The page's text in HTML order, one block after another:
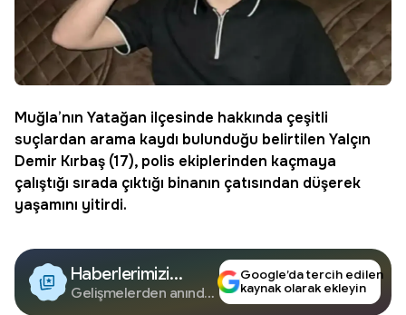
Muğla’nın Yatağan ilçesinde hakkında çeşitli
suçlardan arama kaydı bulunduğu belirtilen Yalçın
Demir Kırbaş (17), polis ekiplerinden kaçmaya
çalıştığı sırada çıktığı binanın çatısından düşerek
yaşamını yitirdi.
Haberlerimizi
Google'da Takip
Gelişmelerden anında
Google’da tercih edilen
kaynak olarak ekleyin